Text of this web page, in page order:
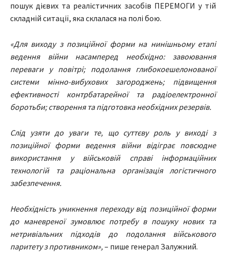
пошук дієвих та реалістичних засобів ПЕРЕМОГИ у тій
складній ситації, яка склалася на полі бою.
«Для виходу з позиційної форми на нинішньому етапі
ведення війни насамперед необхідно: завоювання
переваги у повітрі; подолання глибокоешелонованої
системи мінно-вибухових загороджень; підвищення
ефективності контрбатарейної та радіоелектронної
боротьби; створення та підготовка необхідних резервів.
Слід узяти до уваги те, що суттєву роль у виході з
позиційної форми ведення війни відіграє повсюдне
використання у військовій справі інформаційних
технологій та раціональна організація логістичного
забезпечення.
Необхідність уникнення переходу від позиційної форми
до маневреної зумовлює потребу в пошуку нових та
нетривіальних підходів до подолання військового
паритету з противником»,– пише генерал Залужний.